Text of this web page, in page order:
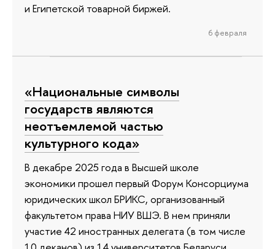
и Египетской товарной биржей.
6 февраля
«Национальные символы
государств являются
неотъемлемой частью
культурного кода»
В декабре 2025 года в Высшей школе
экономики прошел первый Форум Консорциума
юридических школ БРИКС, организованный
факультетом права НИУ ВШЭ. В нем приняли
участие 42 иностранных делегата (в том числе